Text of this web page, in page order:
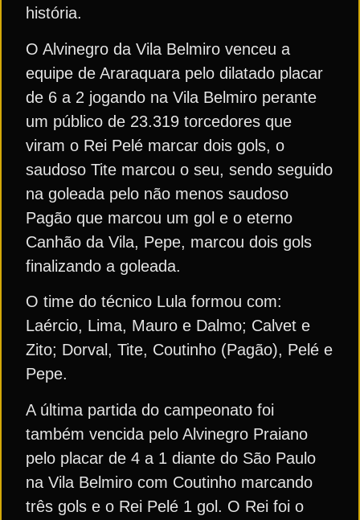
história.
O Alvinegro da Vila Belmiro venceu a
equipe de Araraquara pelo dilatado placar
de 6 a 2 jogando na Vila Belmiro perante
um público de 23.319 torcedores que
viram o Rei Pelé marcar dois gols, o
saudoso Tite marcou o seu, sendo seguido
na goleada pelo não menos saudoso
Pagão que marcou um gol e o eterno
Canhão da Vila, Pepe, marcou dois gols
finalizando a goleada.
O time do técnico Lula formou com:
Laércio, Lima, Mauro e Dalmo; Calvet e
Zito; Dorval, Tite, Coutinho (Pagão), Pelé e
Pepe.
A última partida do campeonato foi
também vencida pelo Alvinegro Praiano
pelo placar de 4 a 1 diante do São Paulo
na Vila Belmiro com Coutinho marcando
três gols e o Rei Pelé 1 gol. O Rei foi o